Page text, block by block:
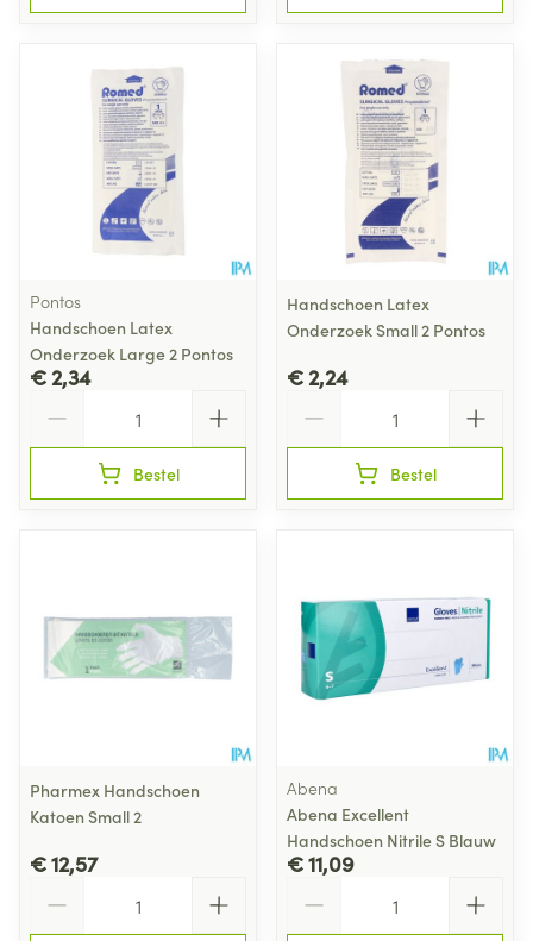
Pontos
Handschoen Latex
Onderzoek Large 2 Pontos
€ 2,34
Bestel
Handschoen Latex
Onderzoek Small 2 Pontos
€ 2,24
Bestel
Pharmex Handschoen
Katoen Small 2
€ 12,57
Abena
Abena Excellent
Handschoen Nitrile S Blauw
€ 11,09